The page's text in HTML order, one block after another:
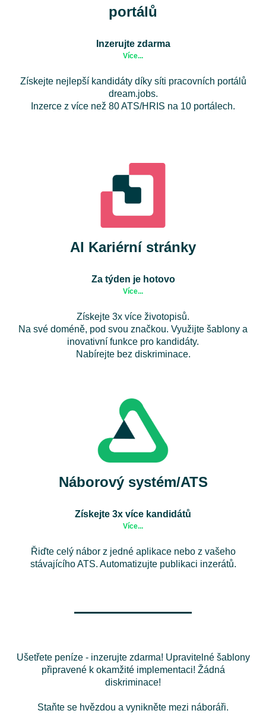
portálů
Inzerujte zdarma
Více...
Získejte nejlepší kandidáty díky síti pracovních portálů
dream.jobs.
Inzerce z více než 80 ATS/HRIS na 10 portálech.
AI Kariérní stránky
Za týden je hotovo
Více...
Získejte 3x více životopisů.
Na své doméně, pod svou značkou. Využijte šablony a
inovativní funkce pro kandidáty.
Nabírejte bez diskriminace.
Náborový systém/ATS
Získejte 3x více kandidátů
Více...
Řiďte celý nábor z jedné aplikace nebo z vašeho
stávajícího ATS. Automatizujte publikaci inzerátů.
Ušetřete peníze - inzerujte zdarma! Upravitelné šablony
připravené k okamžité implementaci! Žádná
diskriminace!
Staňte se hvězdou a vynikněte mezi náboráři.